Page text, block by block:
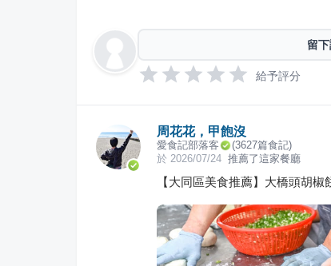
留
給予評分
周花花，甲飽沒
愛食記部落客 (3627篇食記)
於 2026/07/24 推薦了這家餐廳
【大同區美食推薦】大橋頭胡